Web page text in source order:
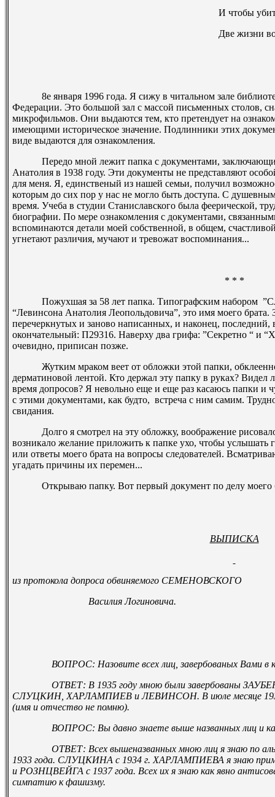
И чтобы
Две жизни
8­е января 1996 года. Я сижу в читальном зале
Федерации. Это большой зал с массой письменных столов,
микрофильмов. Они выдаются тем, кто претендует на
имеющими историческое значение. Подлинники этих
виде выдаются для ознакомления.
Передо мной лежит папка с документами,
Анатолия в 1938 году. Эти документы не представляют
для меня. Я, единственый из нашей семьи, получил
которым до сих пор у нас не могло быть доступа. С
время. Учеба в студии Станиславского была феерической,
биографии. По мере ознакомления с документами,
вспоминаются детали моей собственной, в общем,
угнетают различия, мучают и тревожат воспоминания...
* * *
Пожухшая за 58 лет папка. Типографским набором
“Левинсона Анатолия Леопольдовича”, это имя моего брата.
перечеркнутых и заново написанных, и наконец,
окончательный: П­29316. Наверху два грифа: ”Секретно “ и
очевидно, приписан позже.
Жутким мраком веет от обложки этой папки,
дерматиновой лентой. Кто держал эту папку в руках? Видел
время допросов? Я невольно еще и еще раз касаюсь папки и
с этими документами, как будто, ­ встреча с ним самим.
свидания.
Долго я смотрел на эту обложку, воображение
возникало желание приложить к папке ухо, чтобы
или ответы моего брата на вопросы следователей.
угадать причины их перемен...
Открываю папку. Вот первый документ по делу моего
ВЫПИСКА
из протокола допроса обвиняемого СЕМЕНОВСКОГО
Василия Логиновича.
ВОПРОС: Назовите всех лиц, завербованых Вами в
ОТВЕТ: В 1935 году мною были завербованы
СЛУЦКИН, ХАРЛАМПИЕВ и ЛЕВИНСОН. В июле месяце
(имя и отчество не помню).
ВОПРОС: Вы давно знаете выше названных лиц и как
ОТВЕТ: Всех вышеназванных мною лиц я знаю по
1933 года. СЛУЦКИНА с 1934 г. ХАРЛАМПИЕВА я знаю
и РОЗНЦВЕЙГА с 1937 года. Всех их я знаю как явно
симпатию к фашизму.